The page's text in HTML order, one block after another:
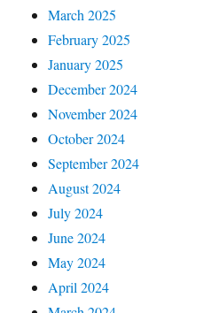
March 2025
February 2025
January 2025
December 2024
November 2024
October 2024
September 2024
August 2024
July 2024
June 2024
May 2024
April 2024